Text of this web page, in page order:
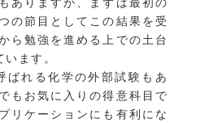
の節目としてこの結果を受
ら勉強を進める上での土台
ます。
ばれる化学の外部試験もあ
もお気に入りの得意科目で
リケーションにも有利にな